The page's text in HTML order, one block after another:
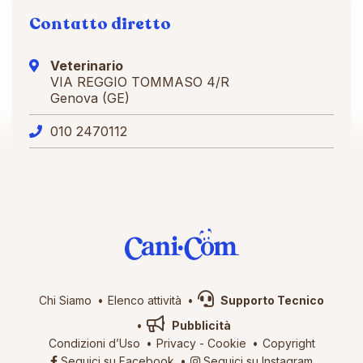
Contatto diretto
Veterinario
VIA REGGIO TOMMASO 4/R
Genova (GE)
010 2470112
Chi Siamo Elenco attività
Supporto Tecnico
Pubblicità
Condizioni d’Uso
Privacy- Cookie
Copyright